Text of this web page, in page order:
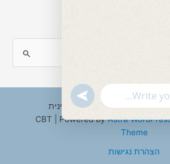
Copyright © 2026 ענבל טננבאום - עו"ס קלינית
Astra
Theme
הצהרת נגישות
undefined